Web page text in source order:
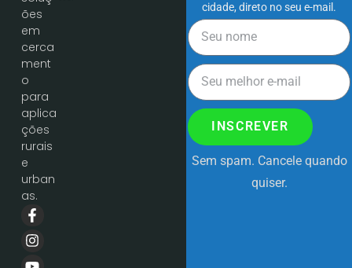
cidade, direto no seu e-mail.
INSCREVER
Sem spam. Cancele quando
quiser.
ões
em
cerca
ment
o
para
aplica
ções
rurais
e
urban
as.